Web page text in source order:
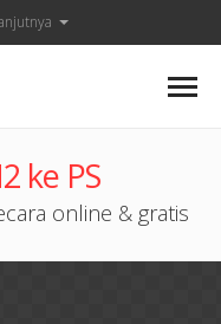
ke PS
online & gratis